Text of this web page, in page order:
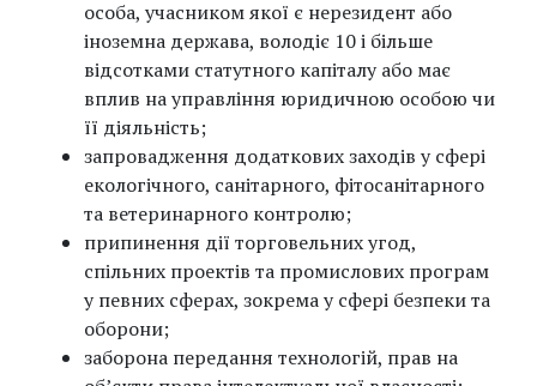
особа, учасником якої є нерезидент або
іноземна держава, володіє 10 і більше
відсотками статутного капіталу або має
вплив на управління юридичною особою чи
її діяльність;
запровадження додаткових заходів у сфері
екологічного, санітарного, фітосанітарного
та ветеринарного контролю;
припинення дії торговельних угод,
спільних проектів та промислових програм
у певних сферах, зокрема у сфері безпеки та
оборони;
заборона передання технологій, прав на